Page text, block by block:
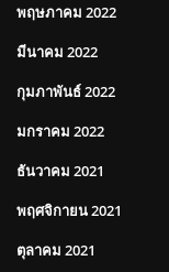
พฤษภาคม 2022
มีนาคม 2022
กุมภาพันธ์ 2022
มกราคม 2022
ธันวาคม 2021
พฤศจิกายน 2021
ตุลาคม 2021